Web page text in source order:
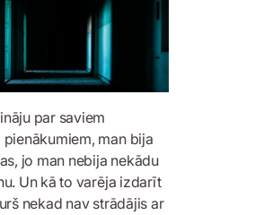
par saviem
pienākumiem, man bija
jo man nebija nekādu
Un kā to varēja izdarīt
nekad nav strādājis ar